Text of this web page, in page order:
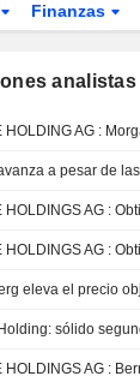
Finanzas
analistas
HOLDING AG :
a pesar de
HOLDINGS AG :
HOLDINGS AG :
eleva el precio
HOLDINGS AG :